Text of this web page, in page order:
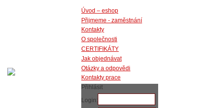
Úvod – eshop
Přijmeme - zaměstnání
Kontakty
O společnosti
CERTIFIKÁTY
Jak objednávat
Otázky a odpovědi
Kontakty prace
Přihlásit
Login: